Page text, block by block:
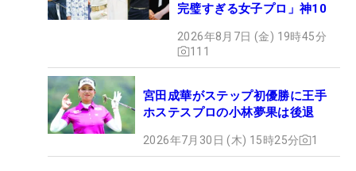
完璧すぎる女子プロ」神10
2026年8月7日 (金) 19時45分
111
宮田成華がステップ初優勝に王手
ホステスプロの小林夢果は後退
2026年7月30日 (木) 15時25分 1